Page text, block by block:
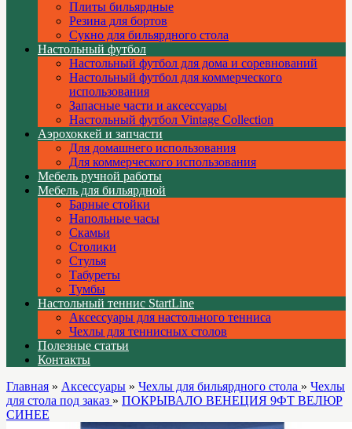
Плиты бильярдные
Резина для бортов
Сукно для бильярдного стола
Настольный футбол
Настольный футбол для дома и соревнований
Настольный футбол для коммерческого
использования
Запасные части и аксессуары
Настольный футбол Vintage Collection
Аэрохоккей и запчасти
Для домашнего использования
Для коммерческого использования
Мебель ручной работы
Мебель для бильярдной
Барные стойки
Напольные часы
Скамьи
Столики
Стулья
Табуреты
Тумбы
Настольный теннис StartLine
Аксессуары для настольного тенниса
Чехлы для теннисных столов
Полезные статьи
Контакты
Главная » Аксессуары » Чехлы для бильярдного стола » Чехлы
для стола под заказ » ПОКРЫВАЛО ВЕНЕЦИЯ 9ФТ ВЕЛЮР
СИНЕЕ